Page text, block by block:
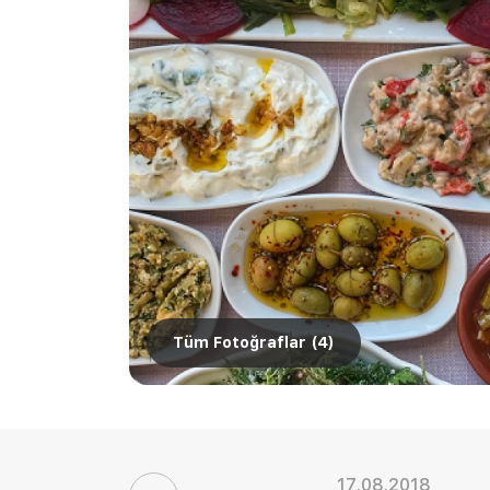
Tüm Fotoğraflar (4)
17.08.2018